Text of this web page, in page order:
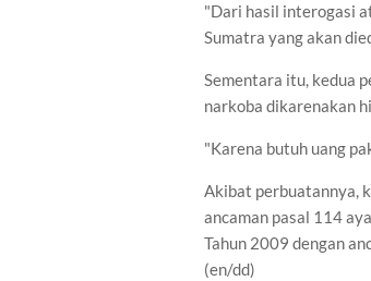
"Dari hasil interogasi
Sumatra yang akan
Sementara itu, kedua
narkoba dikarenakan
"Karena butuh uang
Akibat perbuatannya,
ancaman pasal 114
Tahun 2009 dengan
(en/dd)